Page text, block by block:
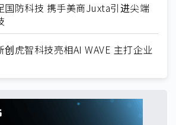
国防科技 携手美商Juxta引进尖端
创虎智科技亮相AI WAVE 主打企业